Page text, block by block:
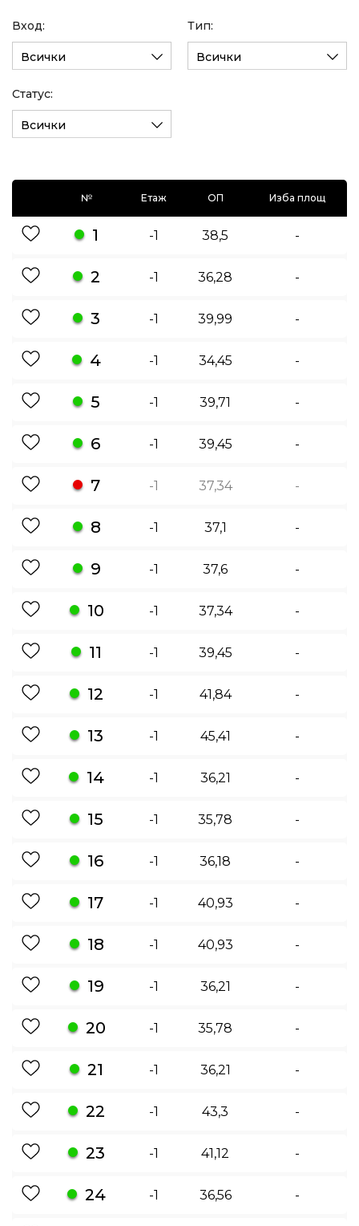
Вход:
Всички
Тип:
Всички
Статус:
Всички
№ Етаж ОП Изба площ
1 -1 38,5 -
2 -1 36,28 -
3 -1 39,99 -
4 -1 34,45 -
5 -1 39,71 -
6 -1 39,45 -
7 -1 37,34 -
8 -1 37,1 -
9 -1 37,6 -
10 -1 37,34 -
11 -1 39,45 -
12 -1 41,84 -
13 -1 45,41 -
14 -1 36,21 -
15 -1 35,78 -
16 -1 36,18 -
17 -1 40,93 -
18 -1 40,93 -
19 -1 36,21 -
20 -1 35,78 -
21 -1 36,21 -
22 -1 43,3 -
23 -1 41,12 -
24 -1 36,56 -